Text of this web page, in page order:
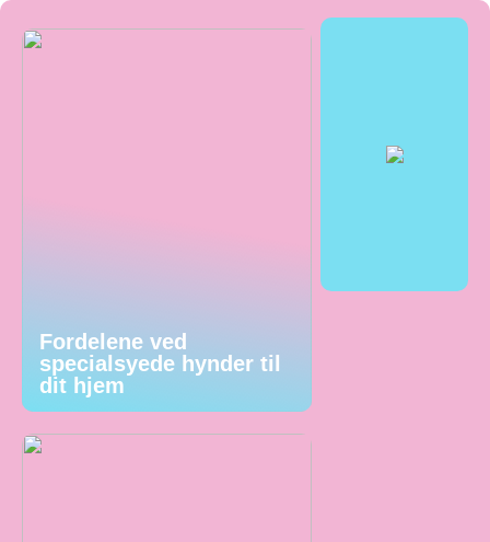
Fordelene ved
specialsyede hynder til
dit hjem